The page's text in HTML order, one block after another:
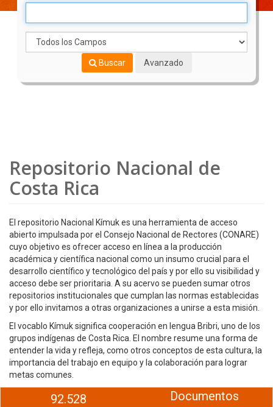
Buscar Avanzado
Repositorio Nacional de
Costa Rica
El repositorio Nacional Kímuk es una herramienta de acceso
abierto impulsada por el Consejo Nacional de Rectores (CONARE)
cuyo objetivo es ofrecer acceso en línea a la producción
académica y científica nacional como un insumo crucial para el
desarrollo científico y tecnológico del país y por ello su visibilidad y
acceso debe ser prioritaria. A su acervo se pueden sumar otros
repositorios institucionales que cumplan las normas establecidas
y por ello invitamos a otras organizaciones a unirse a esta misión.
El vocablo Kímuk significa cooperación en lengua Bribri, uno de los
grupos indígenas de Costa Rica. El nombre resume una forma de
entender la vida y refleja, como otros conceptos de esta cultura, la
importancia del trabajo en equipo y la colaboración para lograr
metas comunes.
92.528
Documentos